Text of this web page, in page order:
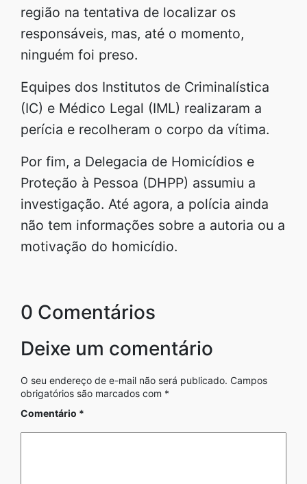
região na tentativa de localizar os
responsáveis, mas, até o momento,
ninguém foi preso.
Equipes dos Institutos de Criminalística
(IC) e Médico Legal (IML) realizaram a
perícia e recolheram o corpo da vítima.
Por fim, a Delegacia de Homicídios e
Proteção à Pessoa (DHPP) assumiu a
investigação. Até agora, a polícia ainda
não tem informações sobre a autoria ou a
motivação do homicídio.
0 Comentários
Deixe um comentário
O seu endereço de e-mail não será publicado. Campos
obrigatórios são marcados com *
Comentário *